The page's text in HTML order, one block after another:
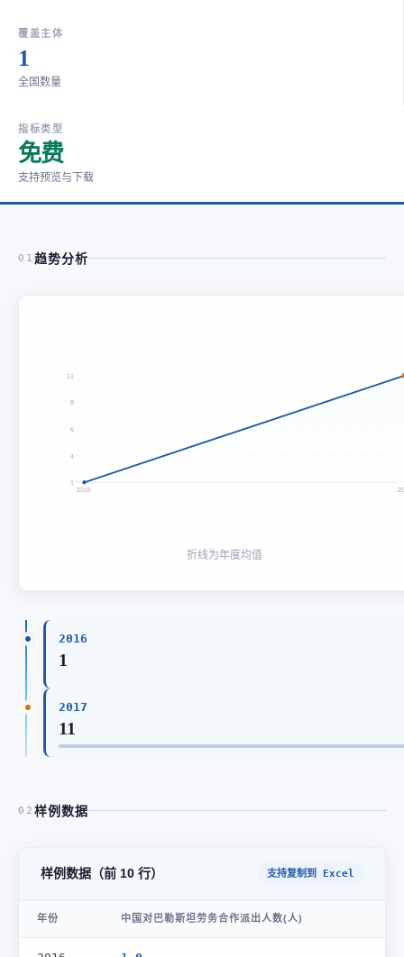
覆盖主体
1
全国数量
指标类型
免费
支持预览与下载
01 趋势分析
11
8
6
4
1
2016
折线为年度均值
2016
1
2017
11
02 样例数据
样例数据（前 10 行） 支持复制到 Excel
年份 中国对巴勒斯坦劳务合作派出人数(人)